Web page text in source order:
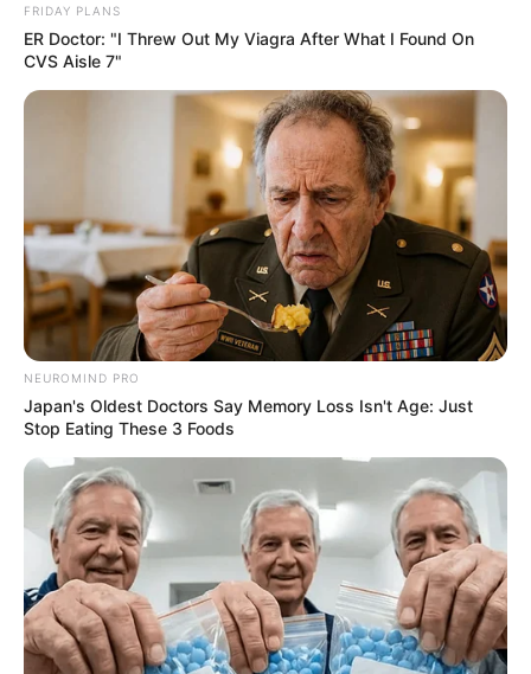
FRIDAY PLANS
ER Doctor: "I Threw Out My Viagra After What I Found On
CVS Aisle 7"
NEUROMIND PRO
Japan's Oldest Doctors Say Memory Loss Isn't Age: Just
Stop Eating These 3 Foods